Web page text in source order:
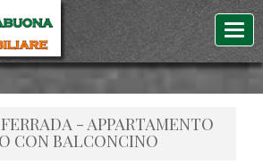
- APPARTAMENTO
CON BALCONCINO